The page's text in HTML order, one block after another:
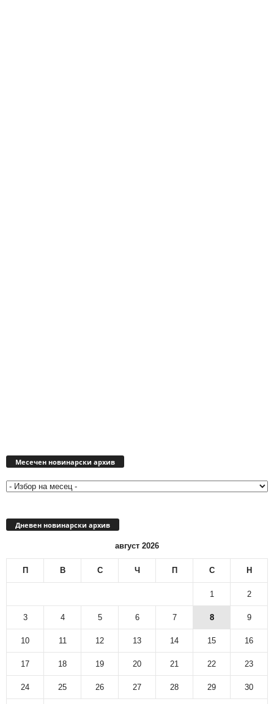
Месечен новинарски архив
Дневен новинарски архив
август 2026
П В С Ч П С Н
1 2
3 4 5 6 7 8 9
10 11 12 13 14 15 16
17 18 19 20 21 22 23
24 25 26 27 28 29 30